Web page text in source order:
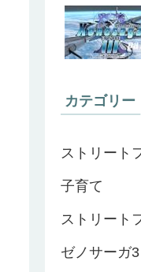
カテゴリー
ストリート
子育て
ストリート
ゼノサーガ3